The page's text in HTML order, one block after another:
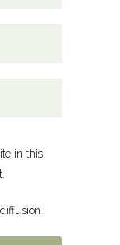
in this